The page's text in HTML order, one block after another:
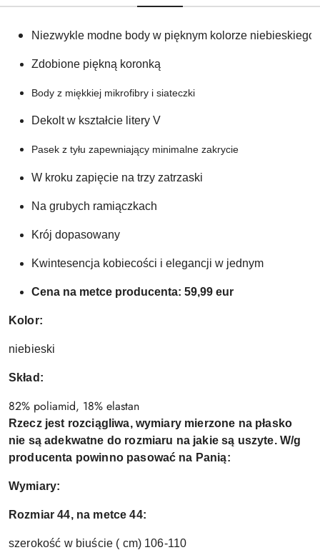
Niezwykle modne body w pięknym kolorze niebieskiego
Zdobione piękną koronką
Body z miękkiej mikrofibry i siateczki
Dekolt w kształcie litery V
Pasek z tyłu zapewniający minimalne zakrycie
W kroku zapięcie na trzy zatrzaski
Na grubych ramiączkach
Krój dopasowany
Kwintesencja kobiecości i elegancji w jednym
Cena na metce producenta: 59,99 eur
Kolor:
niebieski
Skład:
82% poliamid, 18% elastan
Rzecz jest rozciągliwa, wymiary mierzone na płasko
nie są adekwatne do rozmiaru na jakie są uszyte. W/g
producenta powinno pasować na Panią:
Wymiary:
Rozmiar 44, na metce 44:
szerokość w biuście ( cm) 106-110